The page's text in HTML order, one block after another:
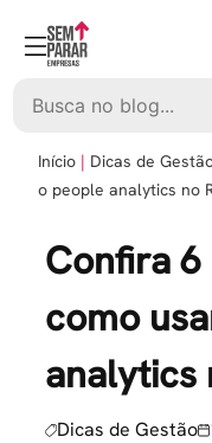
content
Início Dicas de
o people analytics no
Confira
como
analytics
Dicas de Gestão